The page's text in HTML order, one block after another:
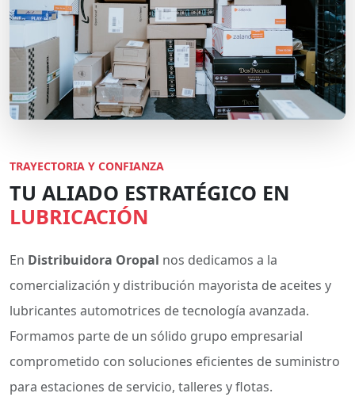
TRAYECTORIA Y CONFIANZA
TU ALIADO ESTRATÉGICO EN
LUBRICACIÓN
En Distribuidora Oropal nos dedicamos a la
comercialización y distribución mayorista de aceites y
lubricantes automotrices de tecnología avanzada.
Formamos parte de un sólido grupo empresarial
comprometido con soluciones eficientes de suministro
para estaciones de servicio, talleres y flotas.